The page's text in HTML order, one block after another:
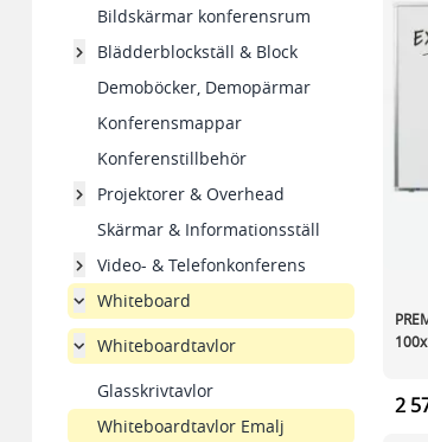
Bildskärmar konferensrum
Blädderblockställ & Block
Demoböcker, Demopärmar
Konferensmappar
Konferenstillbehör
Projektorer & Overhead
Skärmar & Informationsställ
Video- & Telefonkonferens
Whiteboard
Whiteboardtavlor
Glasskrivtavlor
Whiteboardtavlor Emalj
2